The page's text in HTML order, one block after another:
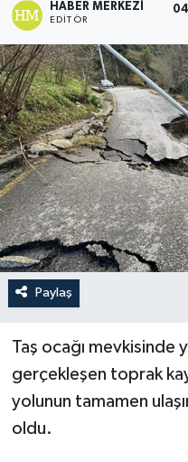
HABER MERKEZI
EDITÖR
Paylaş
Taş ocağı mevkisinde
gerçekleşen toprak
yolunun tamamen
oldu.
Haber Arşivi